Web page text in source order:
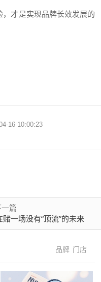
才是实现品牌长效发展的
16 10:00:23
篇
一场没有“顶流”的未来
品牌 门店